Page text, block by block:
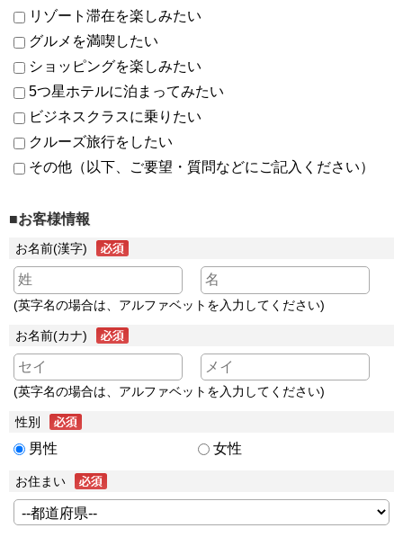
リゾート滞在を楽しみたい
グルメを満喫したい
ショッピングを楽しみたい
5つ星ホテルに泊まってみたい
ビジネスクラスに乗りたい
クルーズ旅行をしたい
その他（以下、ご要望・質問などにご記入ください）
■お客様情報
お名前(漢字)
(英字名の場合は、アルファベットを入力してください)
お名前(カナ)
(英字名の場合は、アルファベットを入力してください)
性別
男性 女性
お住まい